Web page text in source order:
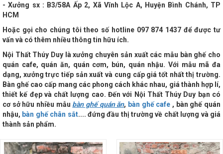
- Xưởng sx : B3/58A Ấp 2, Xã Vĩnh Lộc A, Huyện Bình Chánh, TP
HCM
Hoặc gọi cho chúng tôi theo số hotline 097 874 1437 để được tư
vấn và có thêm nhiều thông tin hữu ích.
Nội Thất Thúy Duy là xưởng chuyên sản xuất các mẫu bàn ghế cho
quán cafe, quán ăn, quán cơm, bún, quán nhậu. Với mẫu mã đa
dạng, xưởng trực tiếp sản xuất và cung cấp giá tốt nhất thị trường.
Bàn ghế cao cấp mang các phong cách khác nhau, giá thành hợp lí,
thiết kế đẹp và chất lượng cao. Đến với Nội Thất Thúy Duy bạn có
cơ sở hữu nhiều mẫu bàn ghế quán ăn, bàn ghế cafe , bàn ghế quán
nhậu, bàn ghế chân sắt.... đứng đầu thị trường về chất lượng và giá
thành sản phẩm.